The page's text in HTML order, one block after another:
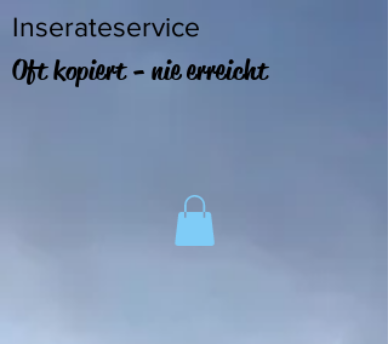
Inserateservice
Oft kopiert - nie erreicht